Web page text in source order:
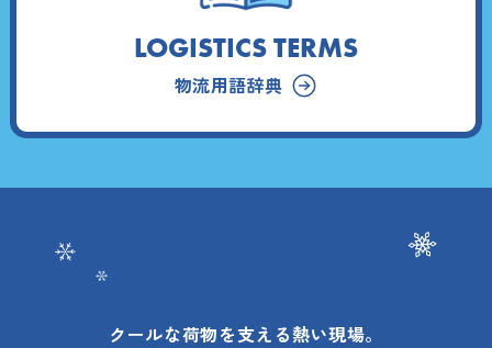
LOGISTICS TERMS
物流用語辞典
クールな荷物を支える熱い現場。